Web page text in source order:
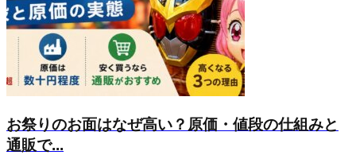
お祭りのお面はなぜ高い？原価・値段の仕組みと
通販で...